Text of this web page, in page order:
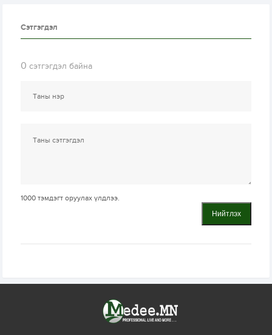
Сэтгэгдэл
0 сэтгэгдэл байна
1000 тэмдэгт оруулах үлдлээ.
Нийтлэх